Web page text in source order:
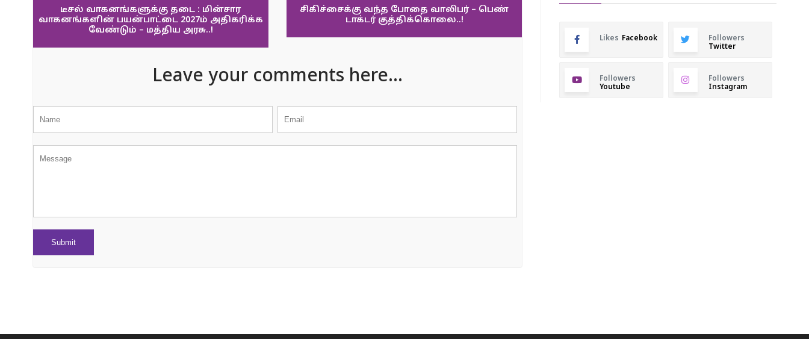
டீசல் வாகனங்களுக்கு தடை : மின்சார
வாகனங்களின் பயன்பாட்டை 2027ம் அதிகரிக்க
வேண்டும் – மத்திய அரசு..!
சிகிச்சைக்கு வந்த போதை வாலிபர் – பெண்
டாக்டர் குத்திக்கொலை..!
Leave your comments here...
Likes Facebook
Followers
Twitter
Followers
Youtube
Followers
Instagram